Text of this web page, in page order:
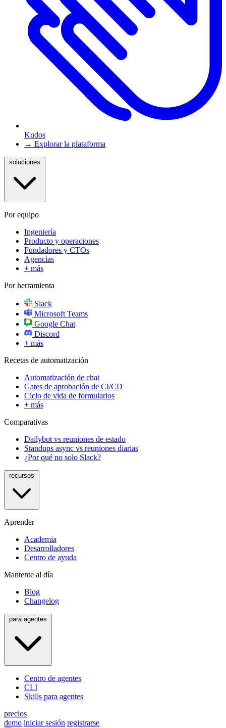
Kudos
→ Explorar la plataforma
Por equipo
Ingeniería
Producto y operaciones
Fundadores y CTOs
Agencias
+ más
Por herramienta
Slack
Microsoft Teams
Google Chat
Discord
+ más
Recetas de automatización
Automatización de chat
Gates de aprobación de CI/CD
Ciclo de vida de formularios
+ más
Comparativas
Dailybot vs reuniones de estado
Standups async vs reuniones diarias
¿Por qué no solo Slack?
Aprender
Academia
Desarrolladores
Centro de ayuda
Mantente al día
Blog
Changelog
Centro de agentes
CLI
Skills para agentes
precios
demo iniciar sesión registrarse